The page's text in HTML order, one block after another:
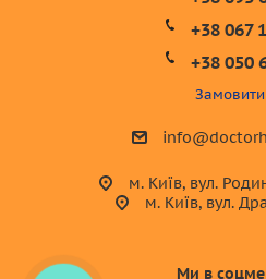
+38 067
+38 050
Замовити
м. Київ, вул.
м. Київ, вул.
Ми в